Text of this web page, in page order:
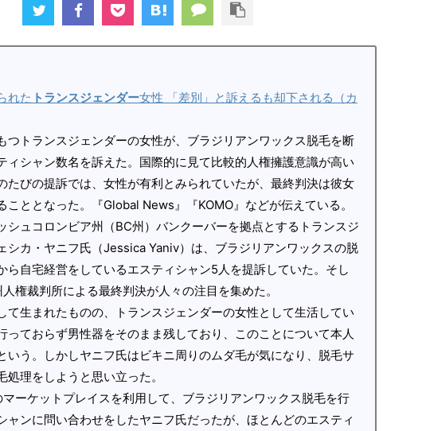
れた トランスジェンダー女性 「差別」と訴えるも却下される（カ
つトランスジェンダーの女性が、ブラジリアンワックス脱毛を断
ィシャン数名を訴えた。国際的に見て比較的人権擁護意識が高い
たびの提訴では、女性が有利とみられていたが、最終判決は彼女
こととなった。『Global News』『KOMO』などが伝えている。
シュコロンビア州（BC州）バンクーバーを拠点とするトランスジ
シカ・ヤニフ氏（Jessica Yaniv）は、ブラジリアンワックスの脱
ら自宅経営をしているエスティシャン5人を提訴していた。そし
権裁判所による最終判決が人々の注目を集めた。
て生まれたものの、トランスジェンダーの女性として生活してい
っておらず男性器をそのまま残しており、このことについて本人
いう。しかしヤニフ氏はビキニ周りのムダ毛が気になり、脱毛サ
処理をしようと思い立った。
ーケットプレイスを利用して、ブラジリアンワックス脱毛を行
ャンに問い合わせをしたヤニフ氏だったが、ほとんどのエスティ